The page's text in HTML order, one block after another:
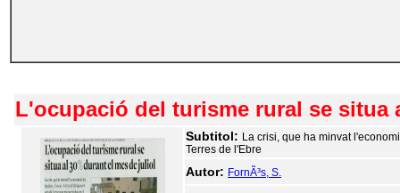
L'ocupació del turisme rural se situa
Subtitol: La crisi, que ha minvat
Terres de l'Ebre
Autor: FornÃ³s, S.